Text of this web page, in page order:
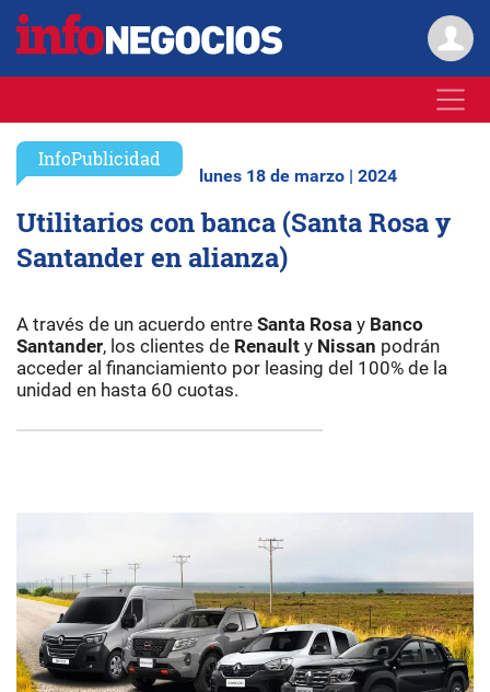
InfoPublicidad
lunes 18 de marzo | 2024
Utilitarios con banca (Santa Rosa y
Santander en alianza)
A través de un acuerdo entre Santa Rosa y Banco
Santander, los clientes de Renault y Nissan podrán
acceder al financiamiento por leasing del 100% de la
unidad en hasta 60 cuotas.